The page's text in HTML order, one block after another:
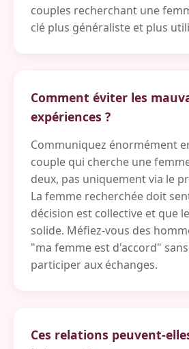
couples recherchant une
clé plus généraliste et plus
Comment éviter les
expériences ?
Communiquez énormément
couple qui cherche une
deux, pas uniquement via le
La femme recherchée doit
décision est collective et que
solide. Méfiez-vous des
"ma femme est d'accord"
participer aux échanges.
Ces relations peuvent-